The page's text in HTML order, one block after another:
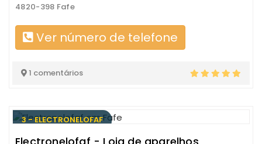
4820-398 Fafe
Ver número de telefone
1 comentários
3 - ELECTRONELOFAF